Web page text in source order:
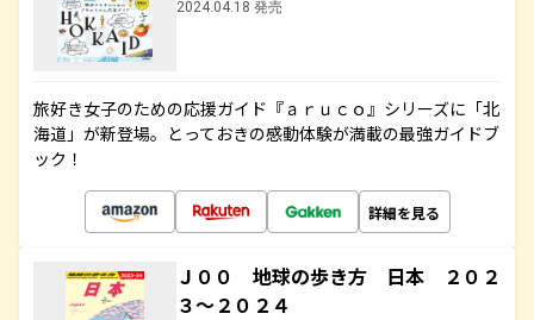
2024.04.18 発売
旅好き女子のための応援ガイド『ａｒｕｃｏ』シリーズに「北
海道」が新登場。とっておきの感動体験が満載の最強ガイドブ
ック！
詳細を見る
Ｊ００ 地球の歩き方 日本 ２０２
３～２０２４